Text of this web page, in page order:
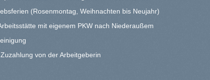
(Rosenmontag, Weihnachten bis Neujahr)
mit eigenem PKW nach Niederaußem
von der Arbeitgeberin